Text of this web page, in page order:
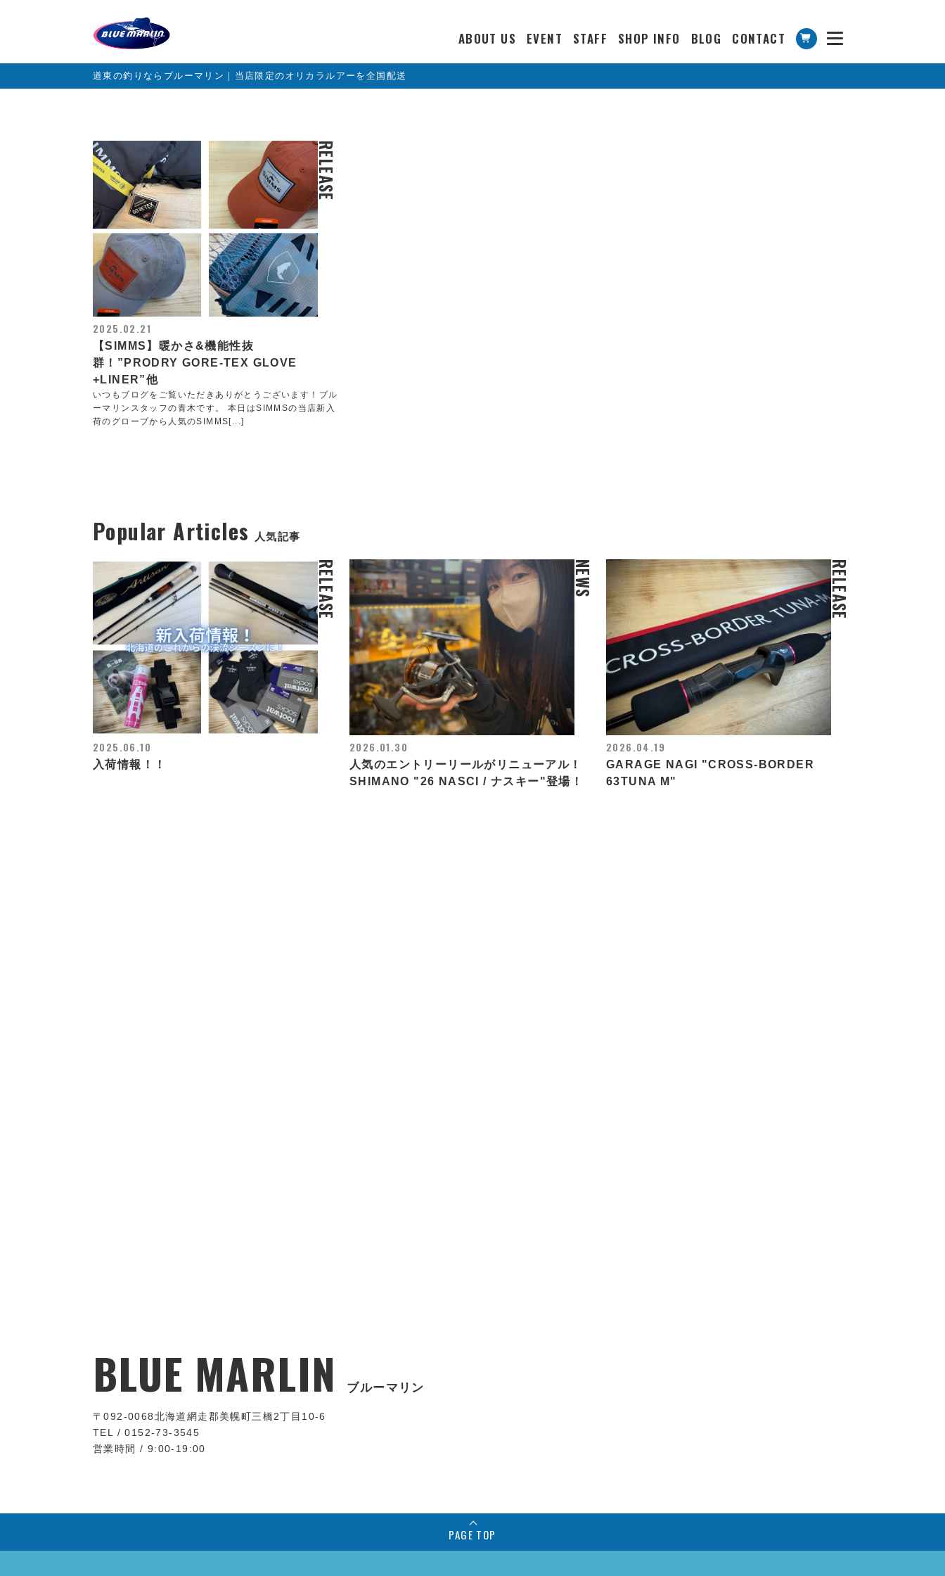
ABOUT US EVENT STAFF SHOP INFO BLOG CONTACT
道東の釣りならブルーマリン｜当店限定のオリカラルアーを全国配送
RELEASE
2025.02.21
【SIMMS】暖かさ&機能性抜
群！”PRODRY GORE-TEX GLOVE
+LINER”他
いつもブログをご覧いただきありがとうございます！ブル
ーマリンスタッフの青木です。 本日はSIMMSの当店新入
荷のグローブから人気のSIMMS[...]
Popular Articles 人気記事
RELEASE
2025.06.10
入荷情報！！
NEWS
2026.01.30
人気のエントリーリールがリニューアル！
SHIMANO "26 NASCI / ナスキー"登場！
RELEASE
2026.04.19
GARAGE NAGI "CROSS-BORDER
63TUNA M"
BLUE MARLIN ブルーマリン
〒092-0068北海道網走郡美幌町三橋2丁目10-6
TEL / 0152-73-3545
営業時間 / 9:00-19:00
PAGE TOP